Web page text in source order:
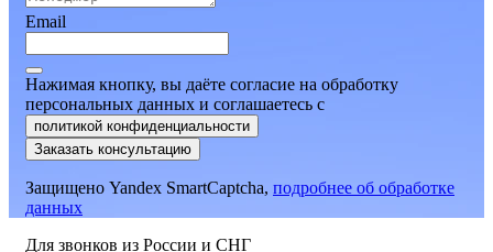
Email
Нажимая кнопку, вы даёте согласие на обработку
персональных данных и соглашаетесь c
политикой конфиденциальности
Заказать консультацию
Защищено Yandex SmartCaptcha, подробнее об обработке
данных
Для звонков из России и СНГ